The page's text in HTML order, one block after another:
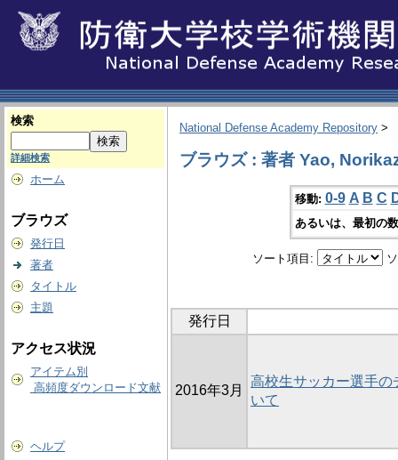
検索
詳細検索
ホーム
ブラウズ
発行日
著者
タイトル
主題
アクセス状況
アイテム別
高頻度ダウンロード文献
ヘルプ
National Defense Academy Repository >
ブラウズ : 著者 Yao,
移動: 0-9 A B C
あるいは、最初の
ソート項目:
発行日
2016年3月
高校生サッカー選手
いて